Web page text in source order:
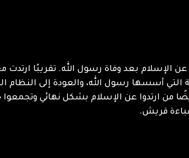
بعد وفاة رسول الله. تقريبًا ارتدت
أسسها رسول الله، والعودة إلى النظام
من ارتدوا عن الإسلام بشكل نهائي وتجمعوا
قريش.